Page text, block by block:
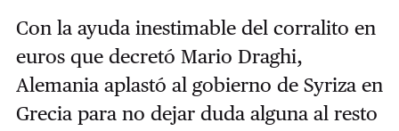
Con la ayuda inestimable del corralito en
euros que decretó Mario Draghi,
Alemania aplastó al gobierno de Syriza en
Grecia para no dejar duda alguna al resto